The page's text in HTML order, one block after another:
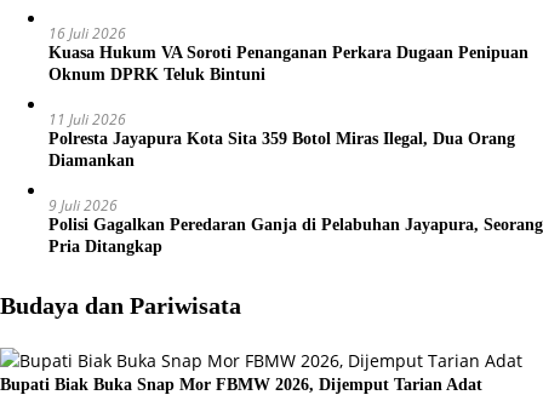
16 Juli 2026
Kuasa Hukum VA Soroti Penanganan Perkara Dugaan Penipuan
Oknum DPRK Teluk Bintuni
11 Juli 2026
Polresta Jayapura Kota Sita 359 Botol Miras Ilegal, Dua Orang
Diamankan
9 Juli 2026
Polisi Gagalkan Peredaran Ganja di Pelabuhan Jayapura, Seorang
Pria Ditangkap
Budaya dan Pariwisata
Bupati Biak Buka Snap Mor FBMW 2026, Dijemput Tarian Adat